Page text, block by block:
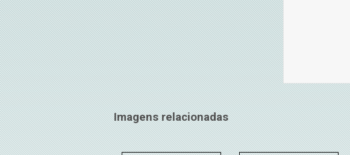
Imagens relacionadas